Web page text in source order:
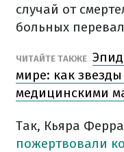
случай от
больных
ЧИТАЙТЕ ТАКЖЕ
мире: как
медицинскими
Так, Кьяра
пожертвовали